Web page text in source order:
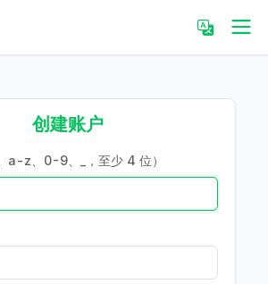
创建账户
a-z、0-9、_，至少 4 位）